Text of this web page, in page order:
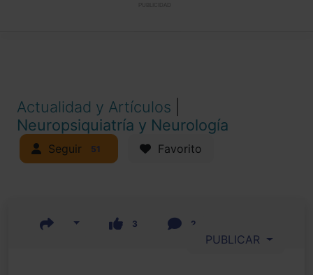
Actualidad y Artículos
Neuropsiquiatría y Neurología
Seguir 51 Favorito
3 2
PUBLICAR